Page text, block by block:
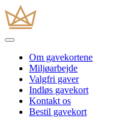
Om gavekortene
Miljøarbejde
Valgfri gaver
Indløs gavekort
Kontakt os
Bestil gavekort